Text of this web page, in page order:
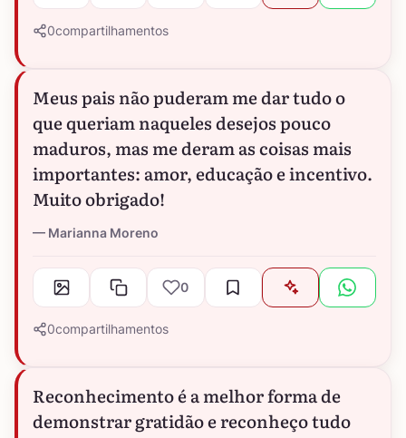
0compartilhamentos
Meus pais não puderam me dar tudo o
que queriam naqueles desejos pouco
maduros, mas me deram as coisas mais
importantes: amor, educação e incentivo.
Muito obrigado!
Marianna Moreno
0
0compartilhamentos
Reconhecimento é a melhor forma de
demonstrar gratidão e reconheço tudo